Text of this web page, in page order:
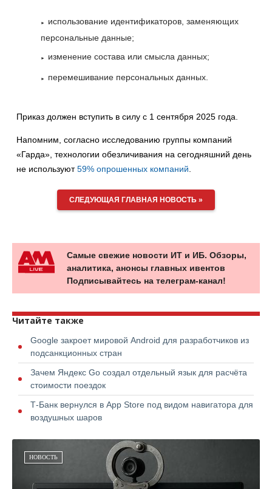
использование идентификаторов, заменяющих
персональные данные;
изменение состава или смысла данных;
перемешивание персональных данных.
Приказ должен вступить в силу с 1 сентября 2025 года.
Напомним, согласно исследованию группы компаний
«Гарда», технологии обезличивания на сегодняшний день
не используют59% опрошенных компаний.
СЛЕДУЮЩАЯ ГЛАВНАЯ НОВОСТЬ »
Самые свежие новости ИТ и ИБ. Обзоры,
аналитика, анонсы главных ивентов
Подписывайтесь на телеграм-канал!
Читайте также
Google закроет мировой Android для разработчиков из
подсанкционных стран
Зачем Яндекс Go создал отдельный язык для расчёта
стоимости поездок
Т-Банк вернулся в App Store под видом навигатора для
воздушных шаров
НОВОСТЬ